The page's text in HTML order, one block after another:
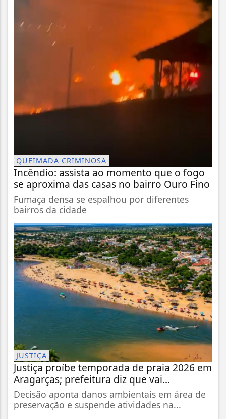
QUEIMADA CRIMINOSA
Incêndio: assista ao momento que o fogo
se aproxima das casas no bairro Ouro Fino
Fumaça densa se espalhou por diferentes
bairros da cidade
JUSTIÇA
Justiça proíbe temporada de praia 2026 em
Aragarças; prefeitura diz que vai...
Decisão aponta danos ambientais em área de
preservação e suspende atividades na...